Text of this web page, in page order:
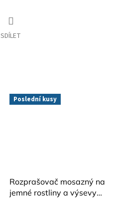
SDÍLET
Poslední kusy
Rozprašovač mosazný na
jemné rostliny a výsevy